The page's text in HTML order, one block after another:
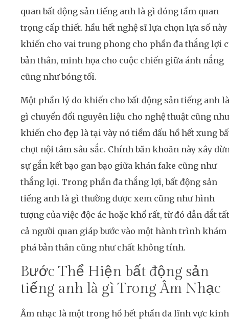
quan bất động sản tiếng anh là gì đóng tầm quan
trọng cấp thiết. hầu hết nghệ sĩ lựa chọn lựa số này
khiến cho vai trung phong cho phần đa thắng lợi
bản thân, minh họa cho cuộc chiến giữa ánh nắng
cũng như bóng tối.
Một phần lý do khiến cho bất động sản tiếng anh là
gì chuyển đổi nguyên liệu cho nghệ thuật cũng như
khiến cho đẹp là tại vày nó tiềm dấu hồ hết xung
chợt nội tâm sâu sắc. Chính băn khoăn này xây
sự gắn kết bạo gan bạo giữa khán fake cũng như
thắng lợi. Trong phần đa thắng lợi, bất động sản
tiếng anh là gì thường được xem cũng như hình
tượng của việc độc ác hoặc khổ rất, từ đó dẫn dắt tất
cả người quan giáp bước vào một hành trình khám
phá bản thân cũng như chất không tính.
Bước Thể Hiện bất động sản
tiếng anh là gì Trong Âm Nhạc
Âm nhạc là một trong hồ hết phần đa lĩnh vực kinh